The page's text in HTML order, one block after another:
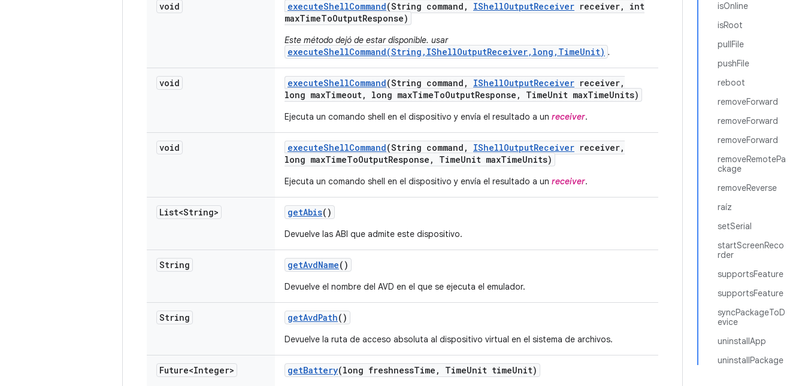
isOnline
isRoot
pullFile
pushFile
reboot
removeForward
removeForward
removeForward
removeRemotePa
ckage
removeReverse
raíz
setSerial
startScreenReco
rder
supportsFeature
supportsFeature
syncPackageToD
evice
uninstallApp
uninstallPackage
void executeShellCommand(String command , IShellOutputReceiver receiver,
int
maxTimeToOutputResponse)
Este método dejó de estar disponible. usar
executeShellCommand(String,IShellOutputReceiver,long,TimeUnit) .
void executeShellCommand(String command , IShellOutputReceiver receiver,
long maxTimeout, long maxTimeToOutputResponse , TimeUnit maxTimeUnits)
Ejecuta un comando shell en el dispositivo y envía el resultado a un receiver.
void executeShellCommand(String command , IShellOutputReceiver receiver,
long maxTimeToOutputResponse , TimeUnit maxTimeUnits)
Ejecuta un comando shell en el dispositivo y envía el resultado a un receiver.
List<String> getAbis()
Devuelve las ABI que admite este dispositivo.
String getAvdName()
Devuelve el nombre del AVD en el que se ejecuta el emulador.
String getAvdPath()
Devuelve la ruta de acceso absoluta al dispositivo virtual en el sistema de archivos.
Future<Integer> getBattery(long freshnessTime , TimeUnit timeUnit)